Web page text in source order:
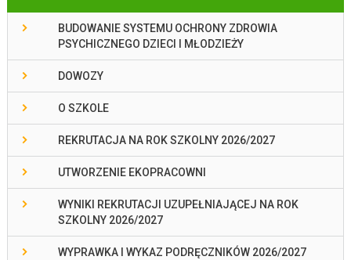
BUDOWANIE SYSTEMU OCHRONY ZDROWIA
PSYCHICZNEGO DZIECI I MŁODZIEŻY
DOWOZY
O SZKOLE
REKRUTACJA NA ROK SZKOLNY 2026/2027
UTWORZENIE EKOPRACOWNI
WYNIKI REKRUTACJI UZUPEŁNIAJĄCEJ NA ROK
SZKOLNY 2026/2027
WYPRAWKA I WYKAZ PODRĘCZNIKÓW 2026/2027